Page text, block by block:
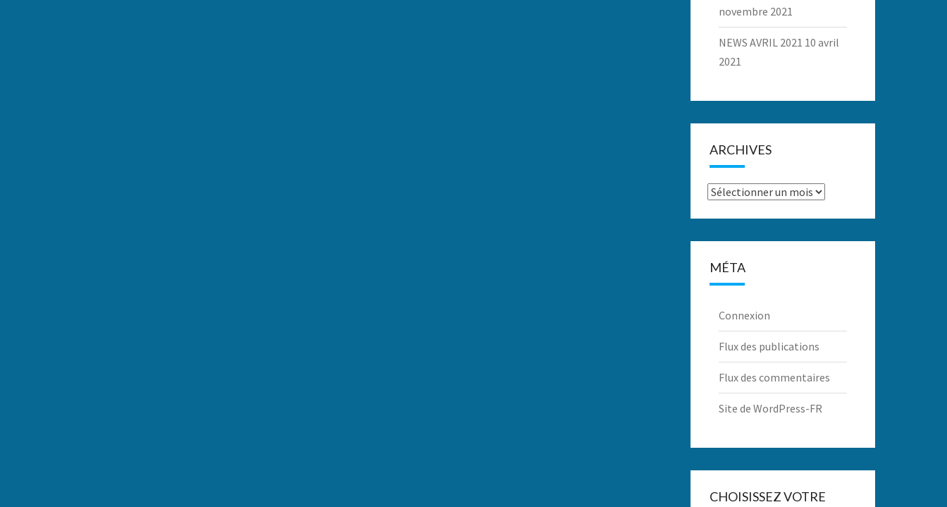
novembre 2021
NEWS AVRIL 2021 10 avril
2021
ARCHIVES
Archives
MÉTA
Connexion
Flux des publications
Flux des commentaires
Site de WordPress-FR
CHOISISSEZ VOTRE